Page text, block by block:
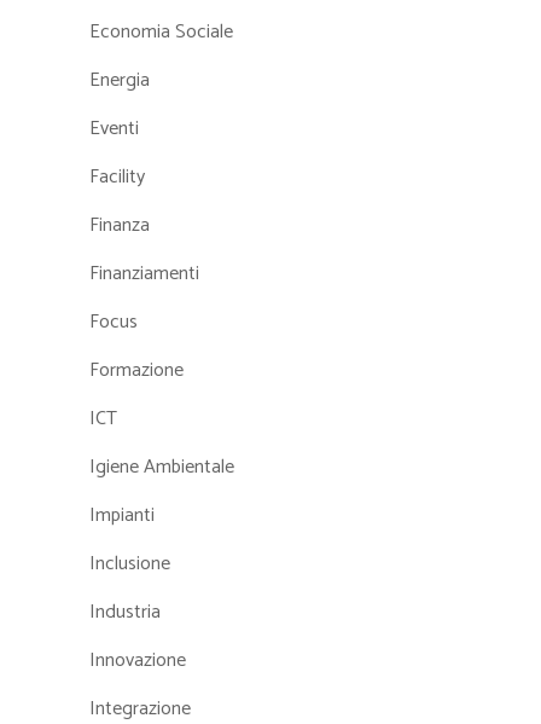
Economia Sociale
Energia
Eventi
Facility
Finanza
Finanziamenti
Focus
Formazione
ICT
Igiene Ambientale
Impianti
Inclusione
Industria
Innovazione
Integrazione